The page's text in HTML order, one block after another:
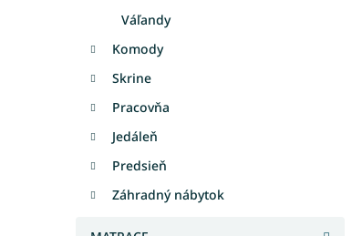
Váľandy
Komody
Skrine
Pracovňa
Jedáleň
Predsieň
Záhradný nábytok